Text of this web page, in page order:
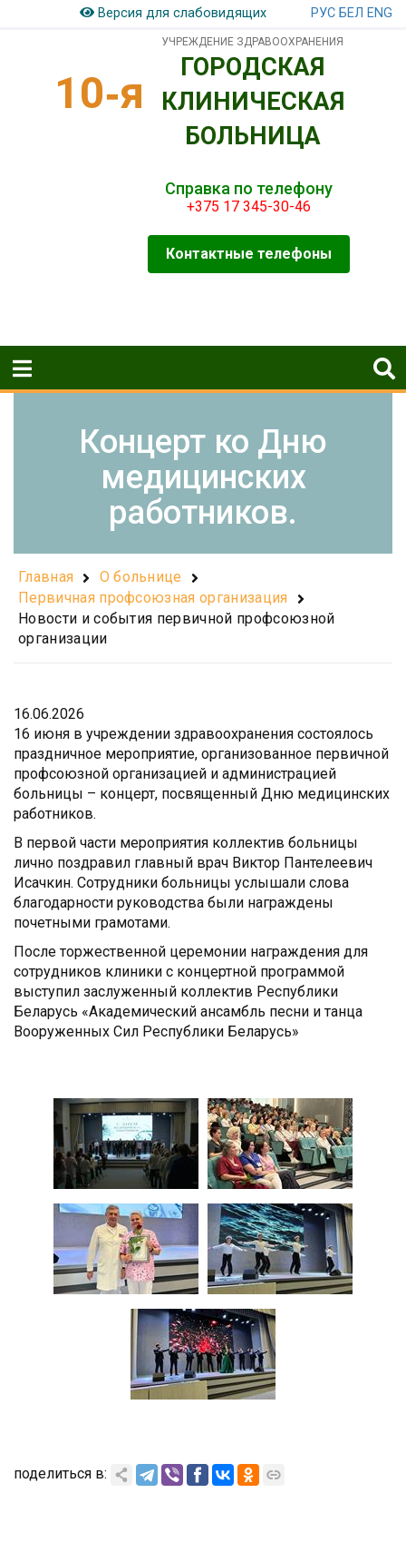
Версия для слабовидящих РУС БЕЛ ENG
10‑я
УЧРЕЖДЕНИЕ ЗДРАВООХРАНЕНИЯ
ГОРОДСКАЯ
КЛИНИЧЕСКАЯ
БОЛЬНИЦА
Справка по телефону
+375 17 345-30-46
Контактные телефоны
Концерт ко Дню
медицинских
работников.
Главная
О больнице
Первичная профсоюзная организация
Новости и события первичной профсоюзной
организации
16.06.2026
16 июня в учреждении здравоохранения состоялось
праздничное мероприятие, организованное первичной
профсоюзной организацией и администрацией
больницы – концерт, посвященный Дню медицинских
работников.
В первой части мероприятия коллектив больницы
лично поздравил главный врач Виктор Пантелеевич
Исачкин. Сотрудники больницы услышали слова
благодарности руководства были награждены
почетными грамотами.
После торжественной церемонии награждения для
сотрудников клиники с концертной программой
выступил заслуженный коллектив Республики
Беларусь «Академический ансамбль песни и танца
Вооруженных Сил Республики Беларусь»
поделиться в: